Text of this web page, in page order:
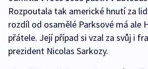
Rozpoutala tak americké hnutí za
rozdíl od osamělé Parksové má ale
přátele. Její případ si vzal za svůj i
prezident Nicolas Sarkozy.